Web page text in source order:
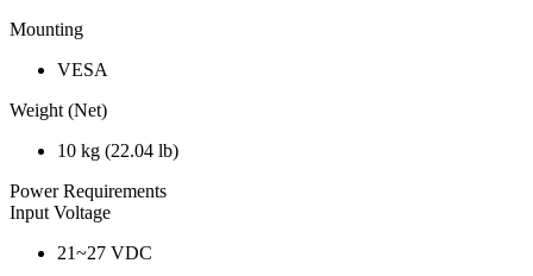
Mounting
VESA
Weight (Net)
10 kg (22.04 lb)
Power Requirements
Input Voltage
21~27 VDC